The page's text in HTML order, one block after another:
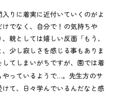
りに着実に近付いていくのがよ
でなく、自分で！の気持ちや
親としては嬉しい反面「もう、
少し寂しさを感じる事もありま
てしまいがちですが、園では着
っているようで…。先生方のサ
て、日々学んでいるんだなと感